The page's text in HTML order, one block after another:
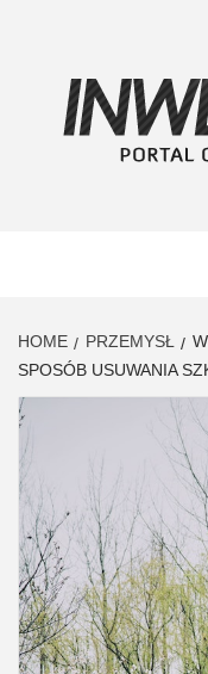
HOME PRZEMYSŁ
SPOSÓB USUWANIA